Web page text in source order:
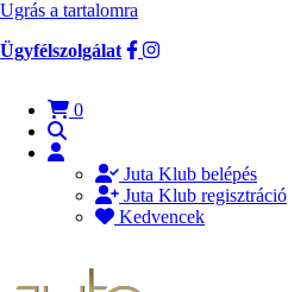
Ugrás a tartalomra
Ügyfélszolgálat
0
Juta Klub belépés
Juta Klub regisztráció
Kedvencek